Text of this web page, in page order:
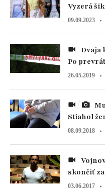
Vyzerá
09.09.2023
Po
26.05.2019
Stiahol
08.09.2018
skončiť
03.06.2017